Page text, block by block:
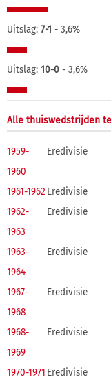
Uitslag: 7-1 - 3,6%
Uitslag: 10-0 - 3,6%
Alle thuiswedstrijden
1959-
1960
Eredivisie
1961-1962 Eredivisie
1962-
1963
Eredivisie
1963-
1964
Eredivisie
1967-
1968
Eredivisie
1968-
1969
Eredivisie
1970-1971 Eredivisie